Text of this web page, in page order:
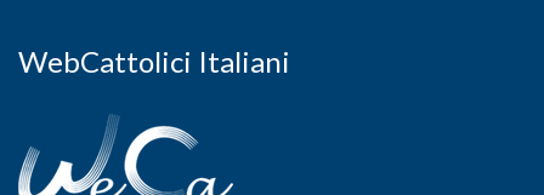
WebCattolici Italiani